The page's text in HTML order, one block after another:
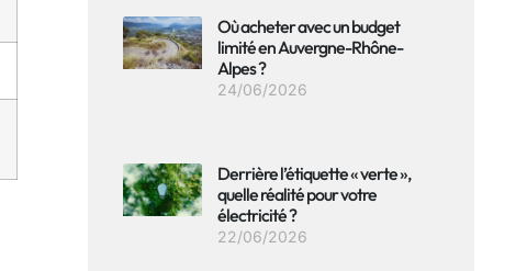
Où acheter avec un budget
limité en Auvergne-Rhône-
Alpes ?
24/06/2026
Derrière l’étiquette « verte »,
quelle réalité pour votre
électricité ?
22/06/2026